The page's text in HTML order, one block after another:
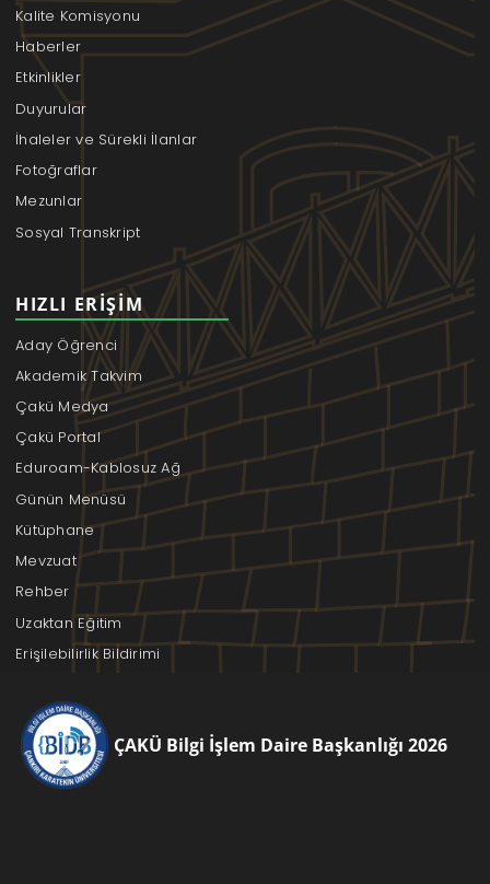
Kalite Komisyonu
Haberler
Etkinlikler
Duyurular
İhaleler ve Sürekli İlanlar
Fotoğraflar
Mezunlar
Sosyal Transkript
HIZLI ERIŞIM
Aday Öğrenci
Akademik Takvim
Çakü Medya
Çakü Portal
Eduroam-Kablosuz Ağ
Günün Menüsü
Kütüphane
Mevzuat
Rehber
Uzaktan Eğitim
Erişilebilirlik Bildirimi
ÇAKÜ Bilgi İşlem Daire Başkanlığı 2026